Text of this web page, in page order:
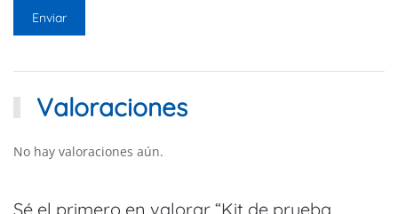
Valoraciones
No hay valoraciones aún.
Sé el primero en valorar “Kit de prueba